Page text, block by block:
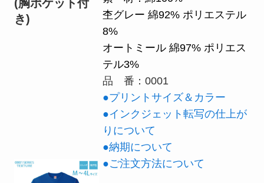
(胸ポケット付
き)
杢グレー 綿92% ポリエステル
8%
オートミール 綿97% ポリエス
テル3%
品 番：0001
●プリントサイズ＆カラー
●インクジェット転写の仕上が
りについて
●納期について
●ご注文方法について